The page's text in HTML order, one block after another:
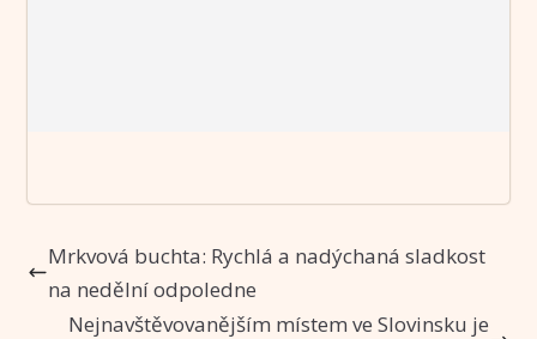
Mrkvová buchta: Rychlá a nadýchaná sladkost
na nedělní odpoledne
Nejnavštěvovanějším místem ve Slovinsku je